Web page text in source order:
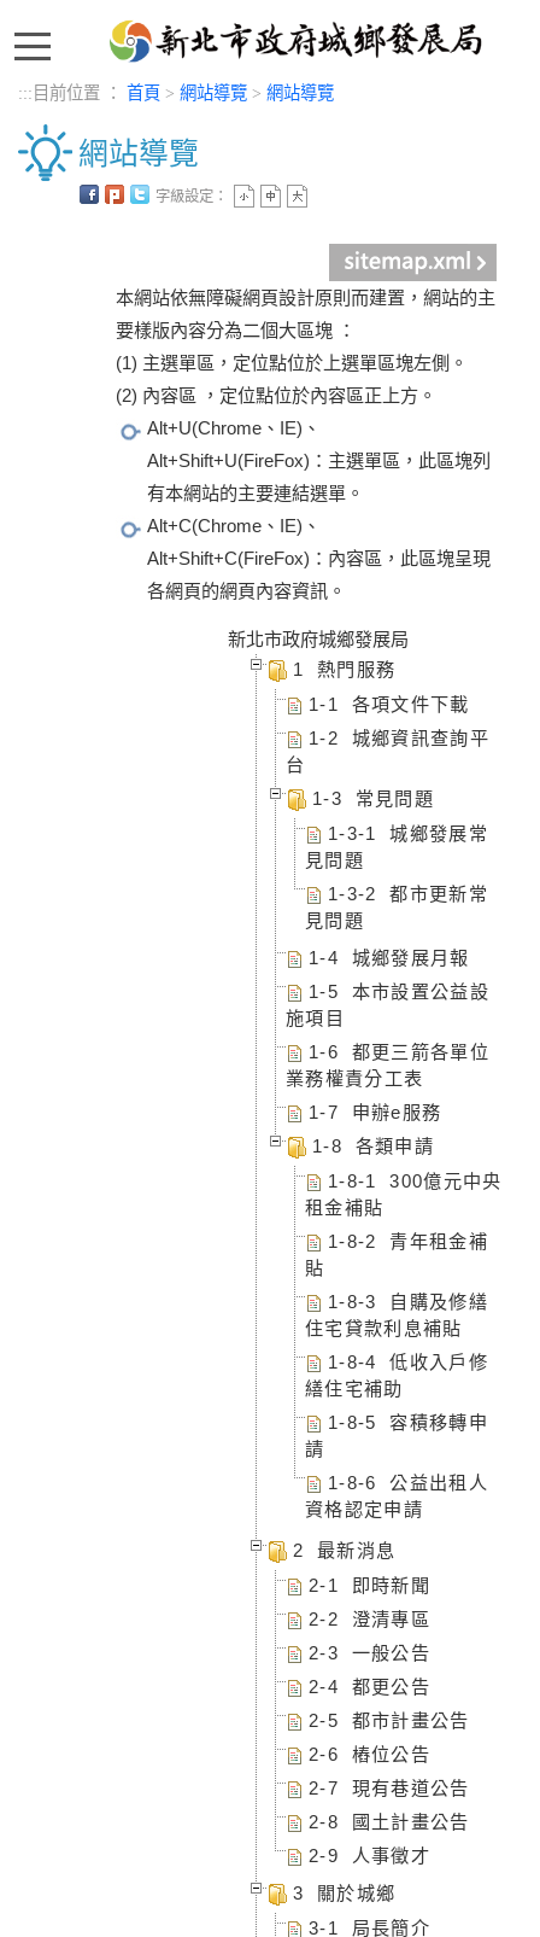
::: 目前位置 ： 首頁 > 網站導覽 > 網站導覽
網站導覽
字級設定：
本網站依無障礙網頁設計原則而建置，網站的主
要樣版內容分為二個大區塊 ：
(1) 主選單區，定位點位於上選單區塊左側。
(2) 內容區 ，定位點位於內容區正上方。
Alt+U(Chrome、IE)、
Alt+Shift+U(FireFox)：主選單區，此區塊列
有本網站的主要連結選單。
Alt+C(Chrome、IE)、
Alt+Shift+C(FireFox)：內容區，此區塊呈現
各網頁的網頁內容資訊。
新北市政府城鄉發展局
1 熱門服務
1-1 各項文件下載
1-2 城鄉資訊查詢平
台
1-3 常見問題
1-3-1 城鄉發展常
見問題
1-3-2 都市更新常
見問題
1-4 城鄉發展月報
1-5 本市設置公益設
施項目
1-6 都更三箭各單位
業務權責分工表
1-7 申辦e服務
1-8 各類申請
1-8-1 300億元中央
租金補貼
1-8-2 青年租金補
貼
1-8-3 自購及修繕
住宅貸款利息補貼
1-8-4 低收入戶修
繕住宅補助
1-8-5 容積移轉申
請
1-8-6 公益出租人
資格認定申請
2 最新消息
2-1 即時新聞
2-2 澄清專區
2-3 一般公告
2-4 都更公告
2-5 都市計畫公告
2-6 樁位公告
2-7 現有巷道公告
2-8 國土計畫公告
2-9 人事徵才
3 關於城鄉
3-1 局長簡介